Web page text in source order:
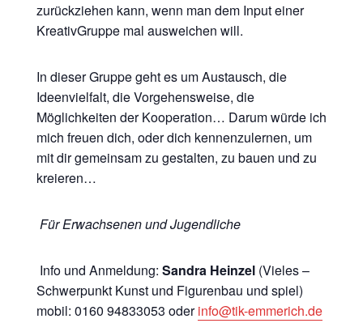
zurückziehen kann, wenn man dem Input einer
KreativGruppe mal ausweichen will.
In dieser Gruppe geht es um Austausch, die
Ideenvielfalt, die Vorgehensweise, die
Möglichkeiten der Kooperation… Darum würde ich
mich freuen dich, oder dich kennenzulernen, um
mit dir gemeinsam zu gestalten, zu bauen und zu
kreieren…
Für Erwachsenen und Jugendliche
Info und Anmeldung: Sandra Heinzel (Vieles –
Schwerpunkt Kunst und Figurenbau und spiel)
mobil: 0160 94833053 oderinfo@tik-emmerich.de